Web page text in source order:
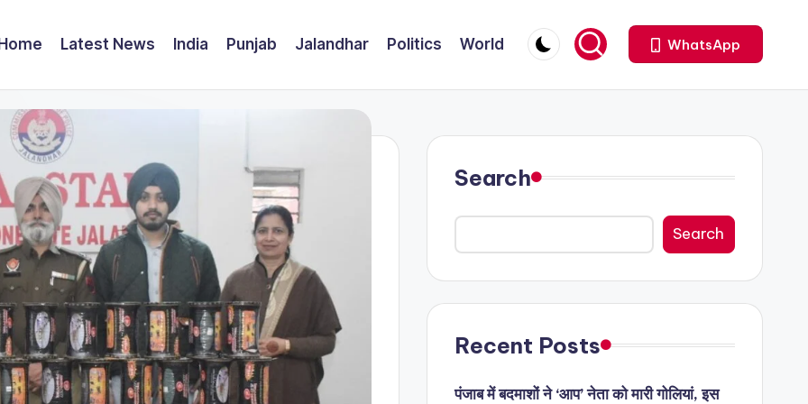
Latest News India Punjab Jalandhar Politics World WhatsApp
Search
Search
Recent Posts
पंजाब में बदमाशों ने ‘आप’ नेता को मारी गोलियां, इस